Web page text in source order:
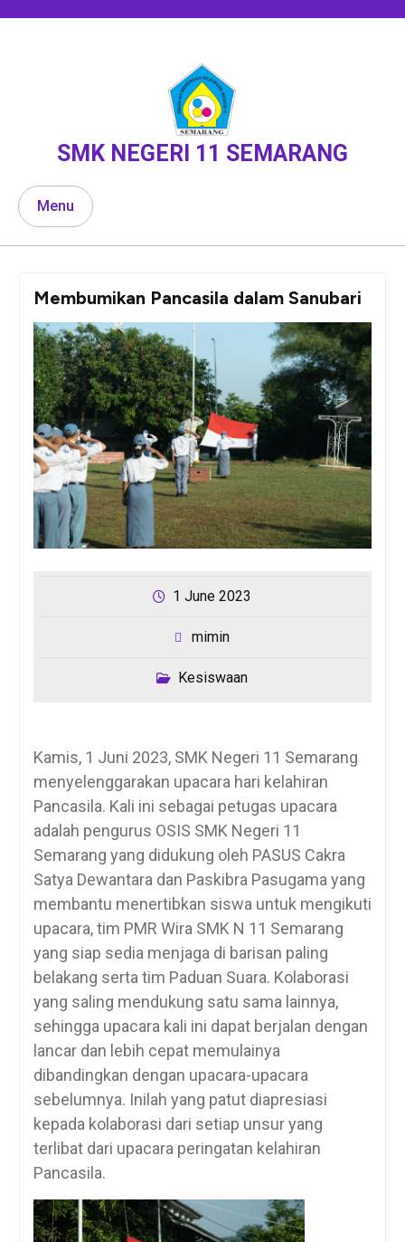
SMK NEGERI 11 SEMARANG
Menu
Membumikan Pancasila dalam Sanubari
1 June 2023
mimin
Kesiswaan
Kamis, 1 Juni 2023, SMK Negeri 11 Semarang
menyelenggarakan upacara hari kelahiran
Pancasila. Kali ini sebagai petugas upacara
adalah pengurus OSIS SMK Negeri 11
Semarang yang didukung oleh PASUS Cakra
Satya Dewantara dan Paskibra Pasugama yang
membantu menertibkan siswa untuk mengikuti
upacara, tim PMR Wira SMK N 11 Semarang
yang siap sedia menjaga di barisan paling
belakang serta tim Paduan Suara. Kolaborasi
yang saling mendukung satu sama lainnya,
sehingga upacara kali ini dapat berjalan dengan
lancar dan lebih cepat memulainya
dibandingkan dengan upacara-upacara
sebelumnya. Inilah yang patut diapresiasi
kepada kolaborasi dari setiap unsur yang
terlibat dari upacara peringatan kelahiran
Pancasila.